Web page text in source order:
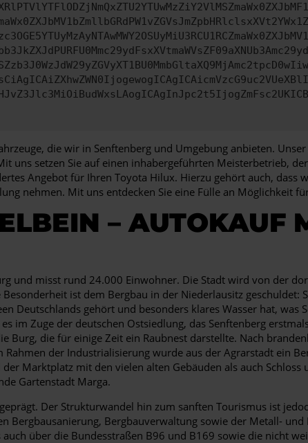
die wir in Senftenberg und Umgebung anbieten.
uns setzen Sie auf einen inhabergeführten Meisterbetrieb,
Angebot für Ihren Toyota Hilux. Hierzu gehört auch,
nehmen. Mit uns entdecken Sie eine Fülle an Möglichkeit
– AUTOKAUF
und misst rund 24.000 Einwohner. Die Stadt wird von der
ist dem Bergbau in der Niederlausitz
Deutschlands gehört und besonders klares Wasser hat,
im Zuge der deutschen Ostsiedlung, das Senftenberg
Burg, die für einige Zeit ein Raubnest darstellte. Nach
Rahmen der Industrialisierung wurde aus der Agrarstadt ein
Marktplatz mit den vielen alten Gebäuden als auch
Gartenstadt Marga.
Der Strukturwandel hin zum sanften Tourismus ist
Bergbausanierung, Bergbauverwaltung sowie der Metall-
über die Bundesstraßen B96 und B169 sowie die nicht